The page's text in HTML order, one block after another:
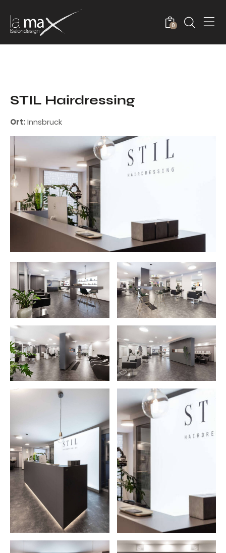
0
STIL Hairdressing
Ort:Innsbruck